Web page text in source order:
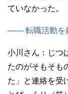
ていなかった。
—— 転職活動を
小川さん： じつ
たのがそもそも
た」と連絡を受